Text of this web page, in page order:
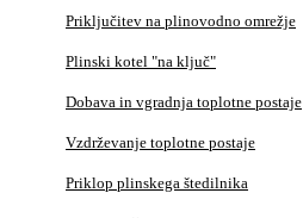
Priključitev na plinovodno omrežje
Plinski kotel "na ključ"
Dobava in vgradnja toplotne postaje
Vzdrževanje toplotne postaje
Priklop plinskega štedilnika